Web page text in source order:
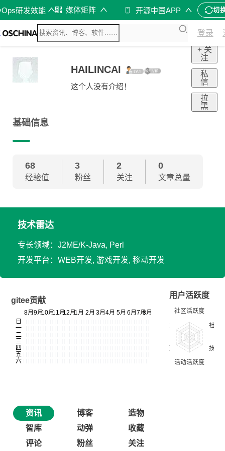
研发效能 媒体矩阵 开源中国APP 切
登录
HAILINCAI
这个人没有介绍！
+ 关
注
私
信
拉
黑
基础信息
68
经验值
3
粉丝
2
关注
0
文章总量
技术雷达
专长领域：J2ME/K-Java, Perl
开发平台：WEB开发, 游戏开发, 移动开发
gitee贡献
用户活跃度
资讯 博客
造物
智库
动弹
收藏
评论
粉丝 关注